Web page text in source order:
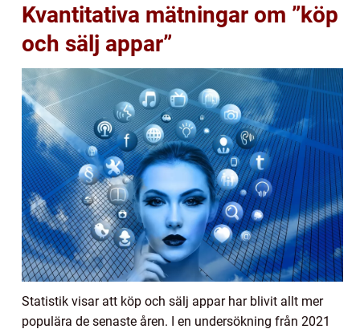
Kvantitativa mätningar om ”köp
och sälj appar”
Statistik visar att köp och sälj appar har blivit allt mer
populära de senaste åren. I en undersökning från 2021